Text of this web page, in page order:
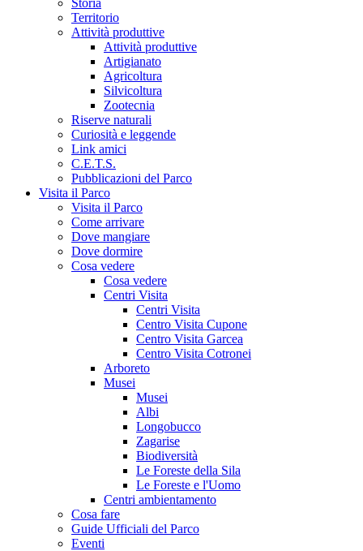
Territorio
Attività produttive
Attività produttive
Artigianato
Agricoltura
Silvicoltura
Zootecnia
Riserve naturali
Curiosità e leggende
Link amici
C.E.T.S.
Pubblicazioni del Parco
Visita il Parco
Visita il Parco
Come arrivare
Dove mangiare
Dove dormire
Cosa vedere
Cosa vedere
Centri Visita
Centri Visita
Centro Visita Cupone
Centro Visita Garcea
Centro Visita Cotronei
Arboreto
Musei
Musei
Albi
Longobucco
Zagarise
Biodiversità
Le Foreste della Sila
Le Foreste e l'Uomo
Centri ambientamento
Cosa fare
Guide Ufficiali del Parco
Eventi